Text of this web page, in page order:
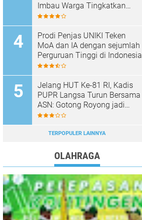
Imbau Warga Tingkatkan
Kewaspadaan
Prodi Penjas UNIKI Teken
MoA dan IA dengan sejumlah
Perguruan Tinggi di Indonesia
Jelang HUT Ke-81 RI, Kadis
PUPR Langsa Turun Bersama
ASN: Gotong Royong jadi
Perekat Kebersamaan
TERPOPULER LAINNYA
OLAHRAGA